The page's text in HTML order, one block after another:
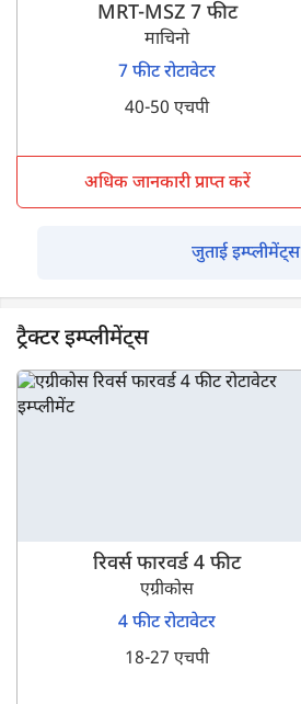
MRT-MSZ 7 फीट
माचिनो
7 फीट रोटावेटर
40-50 एचपी
अधिक जानकारी प्राप्त करें
जुताई इम्प्लीमेंट्स
ट्रैक्टर इम्प्लीमेंट्स
रिवर्स फारवर्ड 4 फीट
एग्रीकोस
4 फीट रोटावेटर
18-27 एचपी